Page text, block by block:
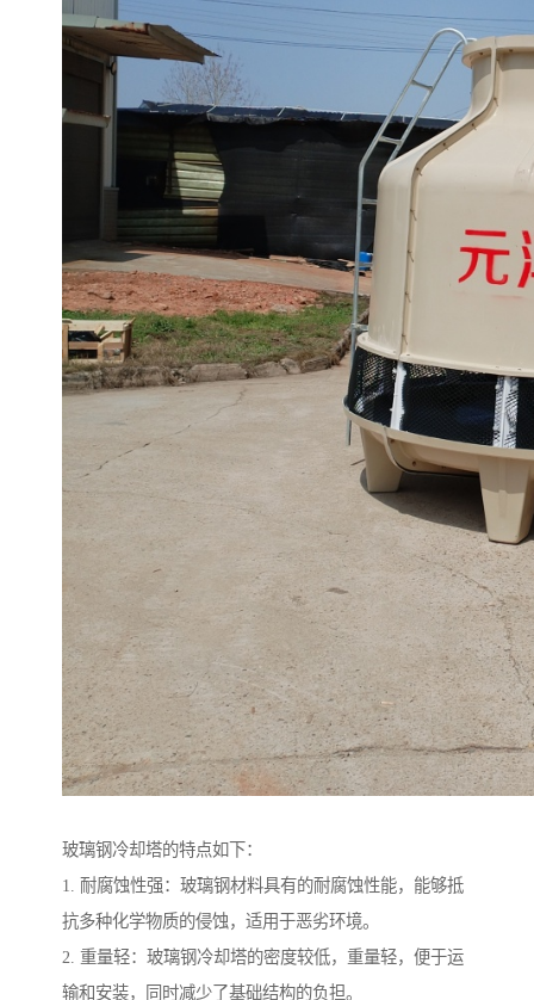
玻璃钢冷却塔的特点如下：
1. 耐腐蚀性强：玻璃钢材料具有的耐腐蚀性能，能够抵
抗多种化学物质的侵蚀，适用于恶劣环境。
2. 重量轻：玻璃钢冷却塔的密度较低，重量轻，便于运
输和安装，同时减少了基础结构的负担。